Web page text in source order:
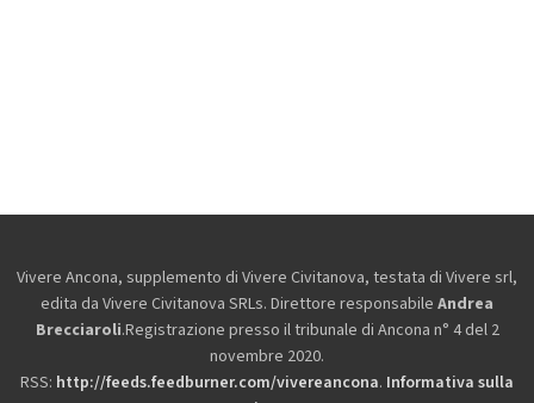
Vivere Ancona, supplemento di Vivere Civitanova, testata di Vivere srl,
edita da Vivere Civitanova SRLs. Direttore responsabile Andrea
Brecciaroli.Registrazione presso il tribunale di Ancona n° 4 del 2
novembre 2020.
RSS: http://feeds.feedburner.com/vivereancona. Informativa sulla